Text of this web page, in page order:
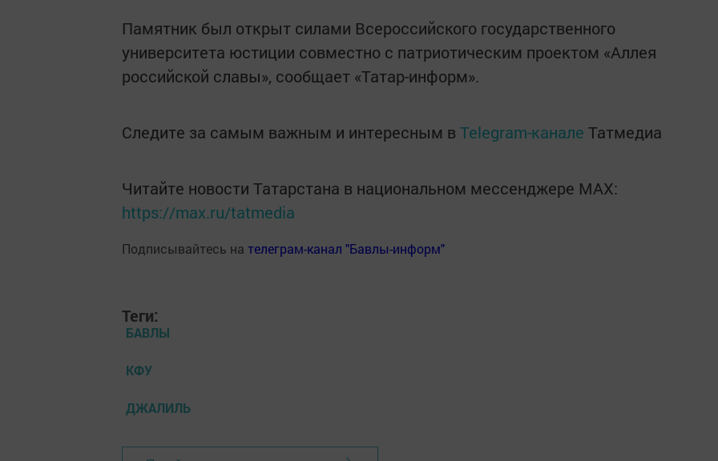
Памятник был открыт силами Всероссийского государственного
университета юстиции совместно с патриотическим проектом «Аллея
российской славы», сообщает «Татар-информ».
Следите за самым важным и интересным в Telegram-канале Татмедиа
Читайте новости Татарстана в национальном мессенджере MАХ:
https://max.ru/tatmedia
Подписывайтесь на телеграм-канал "Бавлы-информ"
Теги:
БАВЛЫ
КФУ
ДЖАЛИЛЬ